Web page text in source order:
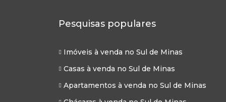
Pesquisas populares
Imóveis à venda no Sul de Minas
Casas à venda no Sul de Minas
Apartamentos à venda no Sul de Minas